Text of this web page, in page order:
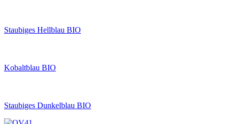
Staubiges Hellblau BIO
Kobaltblau BIO
Staubiges Dunkelblau BIO